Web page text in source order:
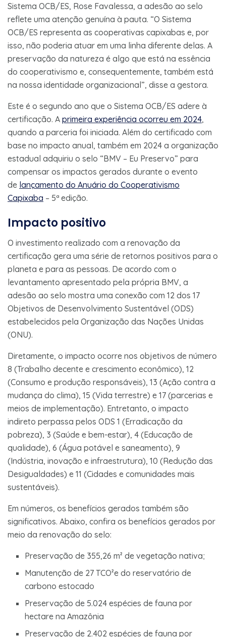
Sistema OCB/ES, Rose Favalessa, a adesão ao selo
reflete uma atenção genuína à pauta. “O Sistema
OCB/ES representa as cooperativas capixabas e, por
isso, não poderia atuar em uma linha diferente delas. A
preservação da natureza é algo que está na essência
do cooperativismo e, consequentemente, também está
na nossa identidade organizacional”, disse a gestora.
Este é o segundo ano que o Sistema OCB/ES adere à
certificação. A primeira experiência ocorreu em 2024,
quando a parceria foi iniciada. Além do certificado com
base no impacto anual, também em 2024 a organização
estadual adquiriu o selo “BMV – Eu Preservo” para
compensar os impactos gerados durante o evento
de lançamento do Anuário do Cooperativismo
Capixaba – 5ª edição.
Impacto positivo
O investimento realizado com a renovação da
certificação gera uma série de retornos positivos para o
planeta e para as pessoas. De acordo com o
levantamento apresentado pela própria BMV, a
adesão ao selo mostra uma conexão com 12 dos 17
Objetivos de Desenvolvimento Sustentável (ODS)
estabelecidos pela Organização das Nações Unidas
(ONU).
Diretamente, o impacto ocorre nos objetivos de número
8 (Trabalho decente e crescimento econômico), 12
(Consumo e produção responsáveis), 13 (Ação contra a
mudança do clima), 15 (Vida terrestre) e 17 (parcerias e
meios de implementação). Entretanto, o impacto
indireto perpassa pelos ODS 1 (Erradicação da
pobreza), 3 (Saúde e bem-estar), 4 (Educação de
qualidade), 6 (Água potável e saneamento), 9
(Indústria, inovação e infraestrutura), 10 (Redução das
Desigualdades) e 11 (Cidades e comunidades mais
sustentáveis).
Em números, os benefícios gerados também são
significativos. Abaixo, confira os benefícios gerados por
meio da renovação do selo:
Preservação de 355,26 m² de vegetação nativa;
Manutenção de 27 TCO²e do reservatório de
carbono estocado
Preservação de 5.024 espécies de fauna por
hectare na Amazônia
Preservação de 2.402 espécies de fauna por